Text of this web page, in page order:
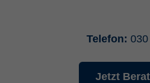
Telefon:
Jetzt